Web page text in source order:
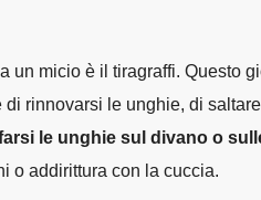
un micio è il tiragraffi. Questo
rinnovarsi le unghie, di
le unghie sul divano o
o addirittura con la cuccia.